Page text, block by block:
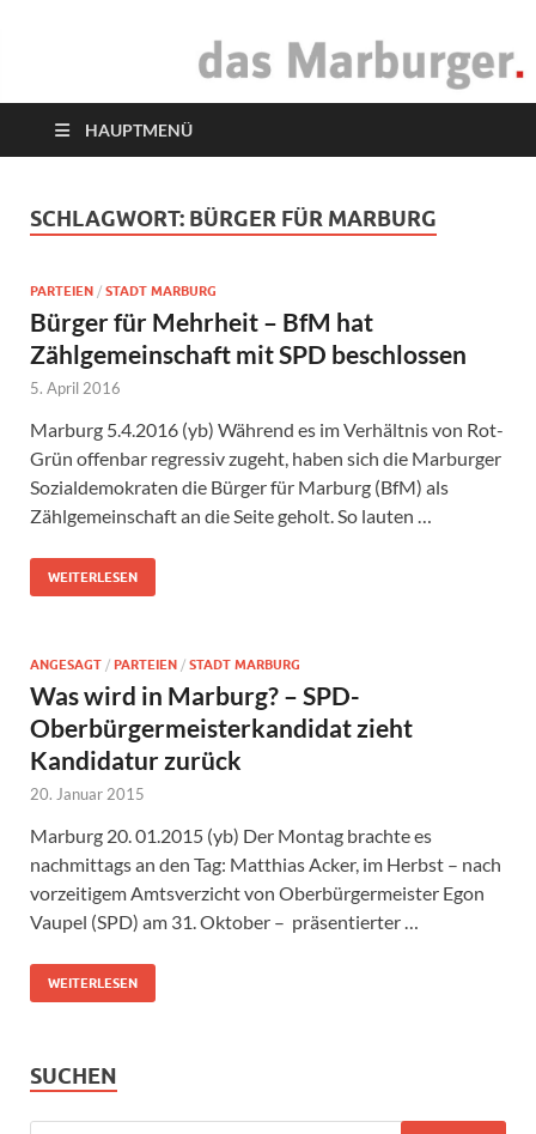
das Marburger.
HAUPTMENÜ
SCHLAGWORT: BÜRGER FÜR MARBURG
PARTEIEN / STADT MARBURG
Bürger für Mehrheit – BfM hat
Zählgemeinschaft mit SPD beschlossen
5. April 2016
Marburg 5.4.2016 (yb) Während es im Verhältnis von Rot-
Grün offenbar regressiv zugeht, haben sich die Marburger
Sozialdemokraten die Bürger für Marburg (BfM) als
Zählgemeinschaft an die Seite geholt. So lauten …
WEITERLESEN
ANGESAGT / PARTEIEN / STADT MARBURG
Was wird in Marburg? – SPD-
Oberbürgermeisterkandidat zieht
Kandidatur zurück
20. Januar 2015
Marburg 20. 01.2015 (yb) Der Montag brachte es
nachmittags an den Tag: Matthias Acker, im Herbst – nach
vorzeitigem Amtsverzicht von Oberbürgermeister Egon
Vaupel (SPD) am 31. Oktober – präsentierter …
WEITERLESEN
SUCHEN